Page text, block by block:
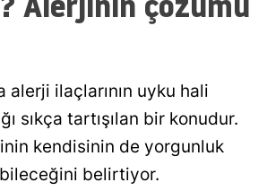
Amasya
Antalya
Artvin
alerji ilaçlarının uyku hali
sıkça tartışılan bir konudur.
kendisinin de yorgunluk
belirtiyor.